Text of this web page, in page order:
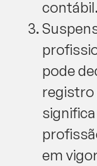
contábil.
pode
registro
em